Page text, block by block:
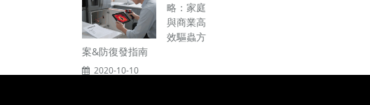
略：家庭
與商業高
效驅蟲方
案&防復發指南
2020-10-10